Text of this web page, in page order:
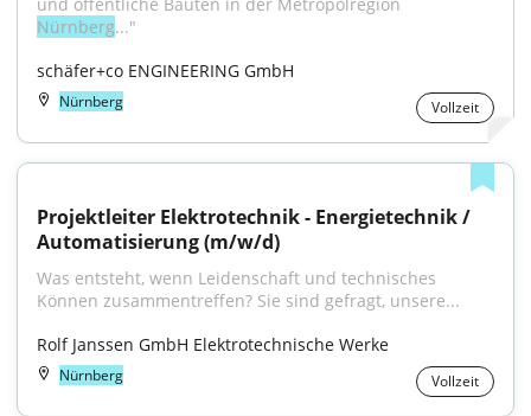
Nürnberg..."
schäfer+co ENGINEERING GmbH
Nürnberg Vollzeit
Projektleiter Elektrotechnik - Energietechnik /
Automatisierung (m/w/d)
Was entsteht, wenn Leidenschaft und technisches
Können zusammentreffen? Sie sind gefragt, unsere...
Rolf Janssen GmbH Elektrotechnische Werke
Nürnberg Vollzeit